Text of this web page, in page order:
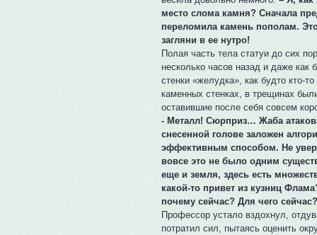
место слома камня? Сначала
переломила камень пополам.
загляни в ее нутро!
Полая часть тела статуи до сих
несколько часов назад и даже как
стенки «желудка», как будто кто-
каменных стенках, в трещинах
оставившие после себя совсем
- Металл! Сюрприз… Жаба
снесенной голове заложен
эффективным способом. Не
вовсе это не было одним
еще и земля, здесь есть
какой-то привет из кузниц
почему сейчас? Для чего
Профессор устало вздохнул,
потратил сил, пытаясь оценить